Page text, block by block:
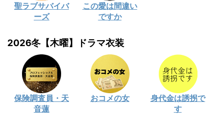
聖ラブサバイバ
ーズ
この愛は間違い
ですか
2026冬【木曜】ドラマ衣装
保険調査員・天
音蓮
おコメの女
身代金は誘拐で
す